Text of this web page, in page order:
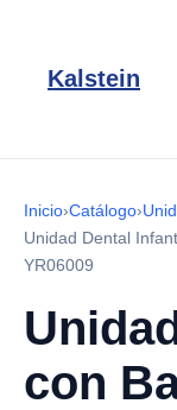
Kalstein
Inicio›Catálogo›
Unidad Dental
YR06009
con